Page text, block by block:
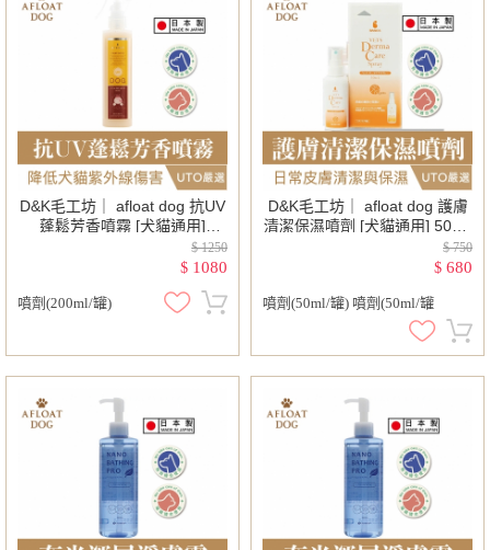
D&K毛工坊｜ afloat dog 抗UV
蓬鬆芳香噴霧 [犬貓通用]
$ 1250
$ 1080
噴劑(200ml/罐)
D&K毛工坊｜ afloat dog 護膚
清潔保濕噴劑 [犬貓通用] 50ml/
$ 750
$ 680
噴劑(50ml/罐) 噴劑(50ml/罐